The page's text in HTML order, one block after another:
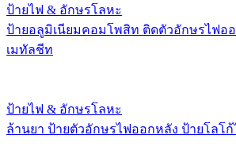
ป้ายไฟ & อักษรโลหะ
ป้ายอลูมิเนียมคอมโพสิท ติดตัวอักษรไฟอ
เมทัลชีท
ป้ายไฟ & อักษรโลหะ
ล้านยา ป้ายตัวอักษรไฟออกหลัง ป้ายโลโ